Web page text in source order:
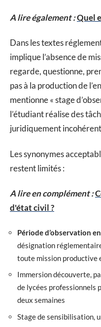
A lire également :Quel
Dans les textes
implique l’absence de
regarde, questionne,
pas à la production de
mentionne « stage
l’étudiant réalise des
juridiquement
Les synonymes
restent limités :
A lire en complément :
d'état civil ?
Période d’observation
désignation
toute mission
Immersion découverte,
de lycées professionnels
deux semaines
Stage de sensibilisation,